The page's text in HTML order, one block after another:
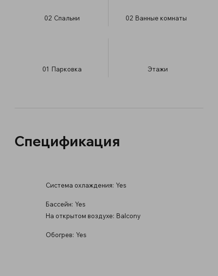
02 Спальни 02 Ванные комнаты
01 Парковка ​Этажи
Спецификация
Система охлаждения: Yes
Бассейн: Yes
На открытом воздухе: Balcony
Обогрев: Yes